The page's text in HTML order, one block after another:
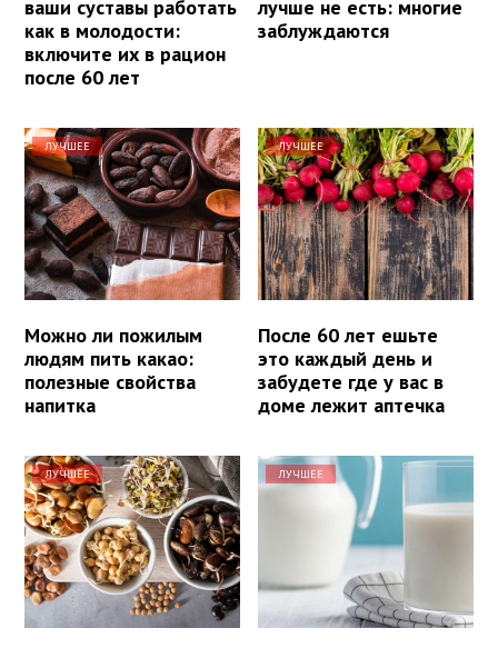
ваши суставы работать
как в молодости:
включите их в рацион
после 60 лет
лучше не есть: многие
заблуждаются
ЛУЧШЕЕ
Можно ли пожилым
людям пить какао:
полезные свойства
напитка
ЛУЧШЕЕ
После 60 лет ешьте
это каждый день и
забудете где у вас в
доме лежит аптечка
ЛУЧШЕЕ ЛУЧШЕЕ